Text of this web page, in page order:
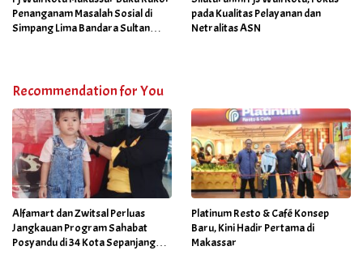
Penanganam Masalah Sosial di
Simpang Lima Bandara Sultan
pada Kualitas Pelayanan dan
Netralitas ASN
Recommendation for You
Alfamart dan Zwitsal Perluas
Jangkauan Program Sahabat
Posyandu di 34 Kota Sepanjang
Platinum Resto & Café Konsep
Baru, Kini Hadir Pertama di
Makassar